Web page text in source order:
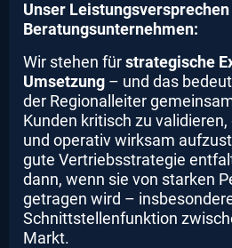
Unser
Beratungsunternehmen:
Wir stehen für strategische
Umsetzung – und das
der Regionalleiter
Kunden kritisch zu
und operativ wirksam
gute Vertriebsstrategie
dann, wenn sie von starken
getragen wird –
Schnittstellenfunktion
Markt.